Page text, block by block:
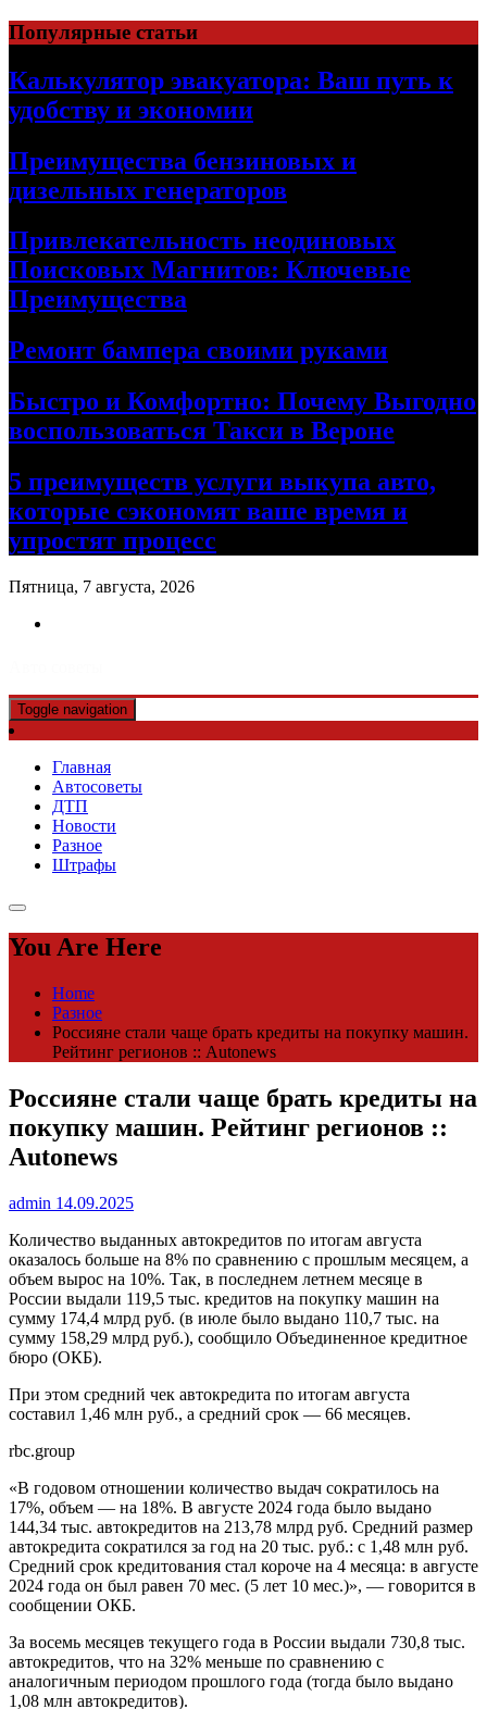
Skip
to
content
Популярные статьи
Калькулятор эвакуатора: Ваш путь к
удобству и экономии
Преимущества бензиновых и
дизельных генераторов
Привлекательность неодиновых
Поисковых Магнитов: Ключевые
Преимущества
Ремонт бампера своими руками
Быстро и Комфортно: Почему Выгодно
воспользоваться Такси в Вероне
5 преимуществ услуги выкупа авто,
которые сэкономят ваше время и
упростят процесс
Пятница, 7 августа, 2026
Toggle navigation
Главная
Автосоветы
ДТП
Новости
Разное
Штрафы
You Are Here
Home
Разное
Россияне стали чаще брать кредиты на покупку машин.
Рейтинг регионов :: Autonews
Россияне стали чаще брать кредиты на
покупку машин. Рейтинг регионов ::
Autonews
admin 14.09.2025
Количество выданных автокредитов по итогам августа
оказалось больше на 8% по сравнению с прошлым месяцем, а
объем вырос на 10%. Так, в последнем летнем месяце в
России выдали 119,5 тыс. кредитов на покупку машин на
сумму 174,4 млрд руб. (в июле было выдано 110,7 тыс. на
сумму 158,29 млрд руб.), сообщило Объединенное кредитное
бюро (ОКБ).
При этом средний чек автокредита по итогам августа
составил 1,46 млн руб., а средний срок — 66 месяцев.
rbc.group
«В годовом отношении количество выдач сократилось на
17%, объем — на 18%. В августе 2024 года было выдано
144,34 тыс. автокредитов на 213,78 млрд руб. Средний размер
автокредита сократился за год на 20 тыс. руб.: с 1,48 млн руб.
Средний срок кредитования стал короче на 4 месяца: в августе
2024 года он был равен 70 мес. (5 лет 10 мес.)», — говорится в
сообщении ОКБ.
За восемь месяцев текущего года в России выдали 730,8 тыс.
автокредитов, что на 32% меньше по сравнению с
аналогичным периодом прошлого года (тогда было выдано
1,08 млн автокредитов).